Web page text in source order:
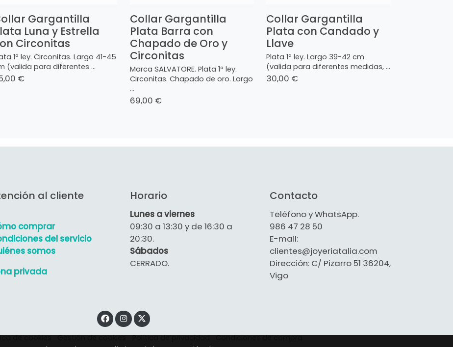
Gargantilla
Luna y Estrella
Circonitas
1ª ley. Circonitas. Largo 41-45
(valida para diferentes ...
€
Collar Gargantilla
Plata Barra con
Chapado de Oro y
Circonitas
Marca SALVATORE. Plata 1ª ley.
Circonitas. Chapado de oro. Largo
...
69,00 €
Collar Gargantilla
Plata con Candado y
Llave
Plata 1ª ley. Largo 39-42 cm
(valida para diferentes medidas, ...
30,00 €
al cliente
comprar
del servicio
somos
privada
Horario
Lunes a viernes
09:30 a 13:30 y de 16:30 a
20:30.
Sábados
CERRADO.
Contacto
Teléfono y WhatsApp.
986 47 28 50
E-mail:
clientes@joyeriatalia.com
Dirección: C/ Pizarro 51 36204,
Vigo
de cookies Gestión de cookies Política de privacidad
Condiciones de compra